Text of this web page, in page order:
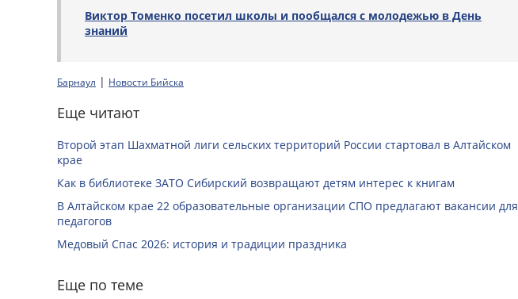
Виктор Томенко посетил школы и пообщался с молодежью в День
знаний
Барнаул | Новости Бийска
Еще читают
Второй этап Шахматной лиги сельских территорий России стартовал в Алтайском
крае
Как в библиотеке ЗАТО Сибирский возвращают детям интерес к книгам
В Алтайском крае 22 образовательные организации СПО предлагают вакансии для
педагогов
Медовый Спас 2026: история и традиции праздника
Еще по теме